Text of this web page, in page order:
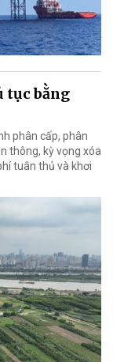
tục bằng
phân cấp, phân
thông, kỳ vọng xóa
tuân thủ và khơi